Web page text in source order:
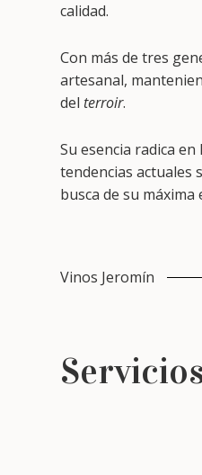
calidad.
Con más de tres
artesanal,
del terroir.
Su esencia radica
tendencias actuales
busca de su máxima
Vinos Jeromín